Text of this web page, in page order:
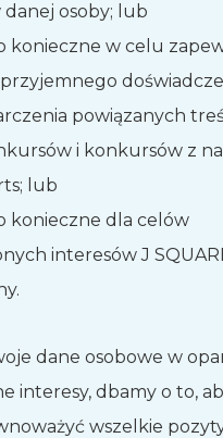
osoby; lub
konieczne w celu
przyjemnego
powiązanych
i konkursów z
lub
konieczne dla celów
interesów J
dane osobowe w
interesy, dbamy o to,
wszelkie